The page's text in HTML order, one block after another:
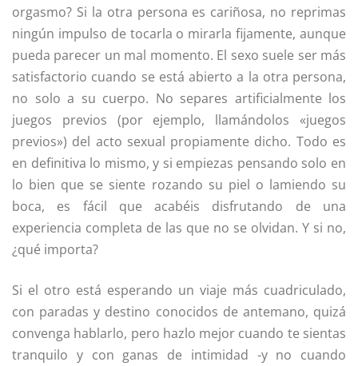
orgasmo? Si la otra persona es cariñosa, no reprimas
ningún impulso de tocarla o mirarla fijamente, aunque
pueda parecer un mal momento. El sexo suele ser más
satisfactorio cuando se está abierto a la otra persona,
no solo a su cuerpo. No separes artificialmente los
juegos previos (por ejemplo, llamándolos «juegos
previos») del acto sexual propiamente dicho. Todo es
en definitiva lo mismo, y si empiezas pensando solo en
lo bien que se siente rozando su piel o lamiendo su
boca, es fácil que acabéis disfrutando de una
experiencia completa de las que no se olvidan. Y si no,
¿qué importa?
Si el otro está esperando un viaje más cuadriculado,
con paradas y destino conocidos de antemano, quizá
convenga hablarlo, pero hazlo mejor cuando te sientas
tranquilo y con ganas de intimidad -y no cuando